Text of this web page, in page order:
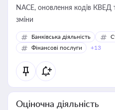
NACE, оновлення кодів КВЕД
зміни
Банківська діяльність
Фінансові послуги
+13
Оціночна діяльність